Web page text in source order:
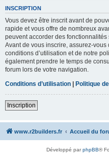
INSCRIPTION
Vous devez être inscrit avant de
rapide et vous offre de nombreux
peuvent accorder des
Avant de vous inscrire, assurez-
conditions d’utilisation et de notre
également prendre le temps de
forum lors de votre navigation.
Conditions d’utilisation | Politique
Inscription
www.r2builders.fr Accueil du
Développé parphpBB®